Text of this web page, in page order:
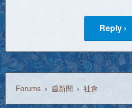
Reply ›
Forums › 📰新聞 › 社會